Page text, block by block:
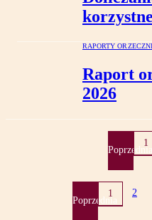
RAPORTY
Raport
2026
Poprzednia
1
Poprzednia
1 2